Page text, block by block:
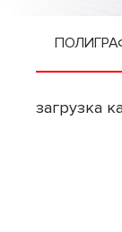
загрузка